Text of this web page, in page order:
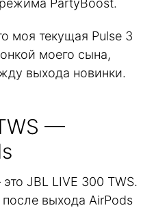
моя текущая Pulse 3
моего сына,
выхода новинки.
—
JBL LIVE 300 TWS.
выхода AirPods